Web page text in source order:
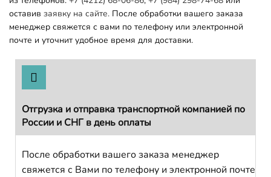
оставив заявку на сайте. После обработки вашего заказа
менеджер свяжется с вами по телефону или электронной
почте и уточнит удобное время для доставки.
Отгрузка и отправка транспортной компанией по
России и СНГ в день оплаты
После обработки вашего заказа менеджер
свяжется с Вами по телефону и электронной почте